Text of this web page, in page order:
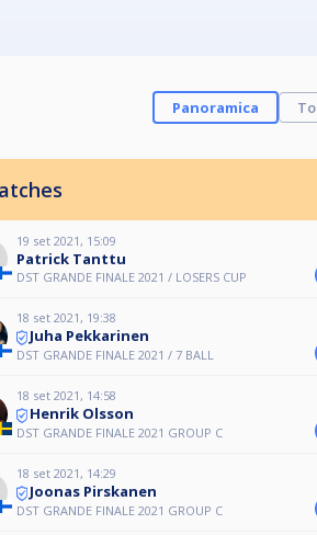
Panoramica
19 set 2021, 15:09
Patrick Tanttu
DST GRANDE FINALE 2021 / LOSERS CUP
18 set 2021, 19:38
Juha Pekkarinen
DST GRANDE FINALE 2021 / 7 BALL
18 set 2021, 14:58
Henrik Olsson
DST GRANDE FINALE 2021 GROUP C
18 set 2021, 14:29
Joonas Pirskanen
DST GRANDE FINALE 2021 GROUP C